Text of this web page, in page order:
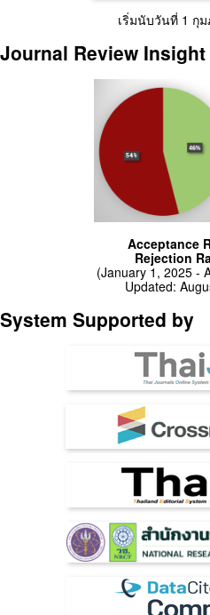
เริ่มนับวันที่ 1 กุ
Journal Review Insight
Acceptance
Rejection
(January 1, 2025 -
Updated:
System Supported by